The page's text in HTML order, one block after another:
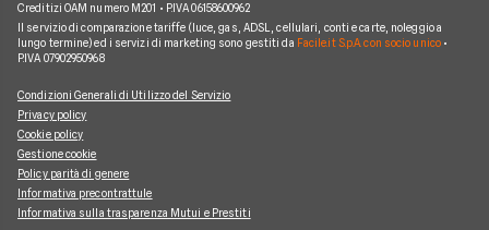
Creditizi OAM numero M201 • P.IVA 06158600962
Il servizio di comparazione tariffe (luce, gas, ADSL, cellulari, conti e carte, noleggio a
lungo termine) ed i servizi di marketing sono gestiti da Facile.it S.p.A. con socio unico•
P.IVA 07902950968
Condizioni Generali di Utilizzo del Servizio
Privacy policy
Cookie policy
Gestione cookie
Policy parità di genere
Informativa precontrattule
Informativa sulla trasparenza Mutui e Prestiti